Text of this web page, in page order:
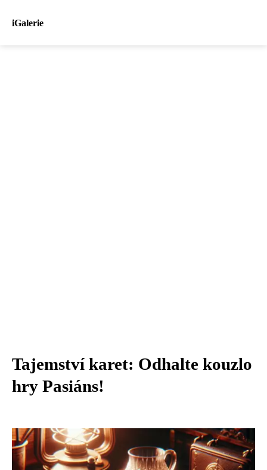
iGalerie
Tajemství karet: Odhalte kouzlo
hry Pasiáns!